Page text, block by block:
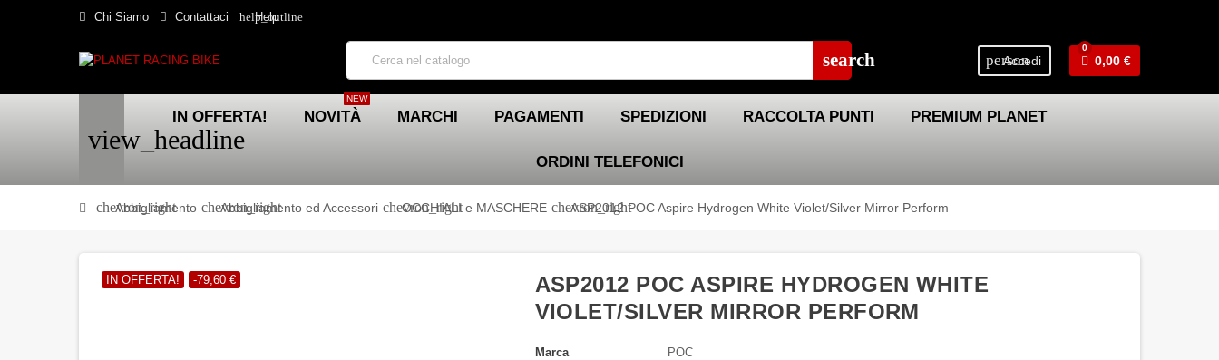
Chi Siamo Contattaci help_outline
Help
search person
Accedi
0
0,00 €
view_headline
IN OFFERTA! NOVITÀ
NEW
MARCHI PAGAMENTI SPEDIZIONI RACCOLTA PUNTI PREMIUM PLANET
ORDINI TELEFONICI
chevron_right
Abbigliamento chevron_right
Abbigliamento ed Accessori chevron_right
OCCHIALI e MASCHERE chevron_right
ASP2012 POC Aspire Hydrogen White Violet/Silver Mirror Perform
IN OFFERTA! -79,60 €
ASP2012 POC ASPIRE HYDROGEN WHITE
VIOLET/SILVER MIRROR PERFORM
Marca
POC